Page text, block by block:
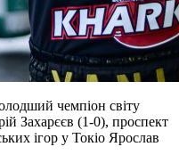
чемпіон світу
Захарєєв (1-0), проспект
ігор у Токіо Ярослав